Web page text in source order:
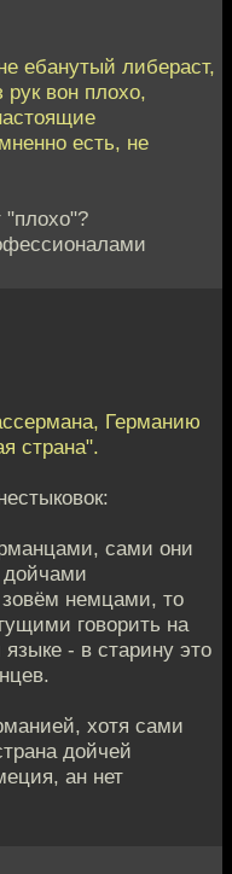
ебанутый либераст,
рук вон плохо,
есть, не
"плохо"?
Германию
страна".
сами они
немцами, то
говорить на
- в старину это
хотя сами
дойчей
ан нет